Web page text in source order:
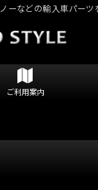
ーなどの輸入車パー
ご利用案内